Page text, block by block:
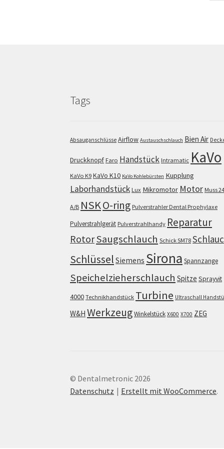
Tags
Absauganschlüsse Airflow Austauschschlauch Bien Air
Druckknopf Faro Handstück Intramatic KaVo
KaVo K9 KaVo K10 KaVo Kohlebürsten Kupplung
Laborhandstück Lux Mikromotor Motor Muss
A/B NSKO-ring Pulverstrahler Dental Prophylaxe
Pulverstrahlgerät Pulverstrahlhandy Reparatur
RotorSaugschlauch Schick SM78
Schlüssel Siemens Sirona Spannzange
Speichelzieherschlauch Spitze Sprayvit
4000 Technikhandstück Turbine Ultraschall
W&H WerkzeugWinkelstück X600 X700 ZEG
© Dentalmetronic 2026
Datenschutz
Erstellt mit WooCommerce.